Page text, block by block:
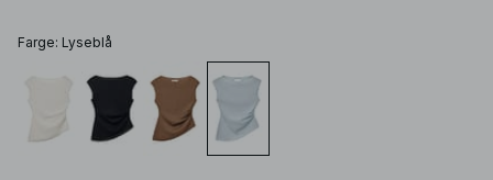
Farge: Lyseblå